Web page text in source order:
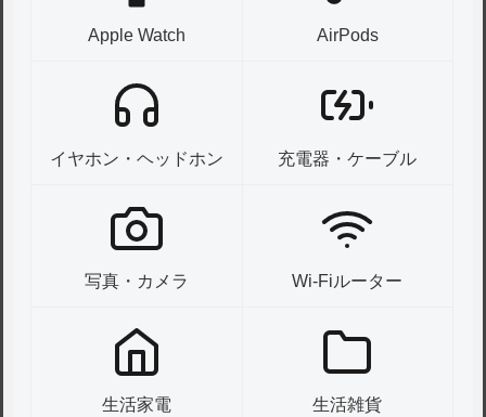
Apple Watch AirPods
イヤホン・ヘッドホン 充電器・ケーブル
写真・カメラ Wi-Fiルーター
生活家電 生活雑貨